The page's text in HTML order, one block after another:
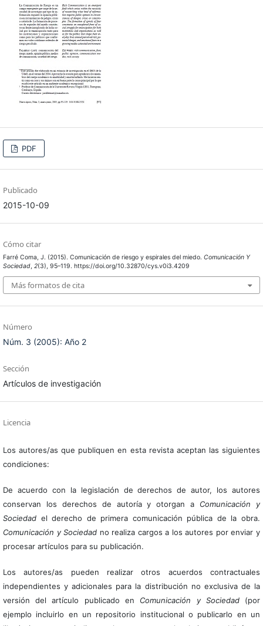
PDF
Publicado
2015-10-09
Cómo citar
Farré Coma, J. (2015). Comunicación de riesgo y espirales del miedo. Comunicación Y
Sociedad, 2(3), 95–119. https://doi.org/10.32870/cys.v0i3.4209
Más formatos de cita
Número
Núm. 3 (2005): Año 2
Sección
Artículos de investigación
Licencia
Los autores/as que publiquen en esta revista aceptan las siguientes
condiciones:
De acuerdo con la legislación de derechos de autor, los autores
conservan los derechos de autoría y otorgan a Comunicación y
Sociedadel derecho de primera comunicación pública de la obra.
Comunicación y Sociedad no realiza cargos a los autores por enviar y
procesar artículos para su publicación.
Los autores/as pueden realizar otros acuerdos contractuales
independientes y adicionales para la distribución no exclusiva de la
versión del artículo publicado en Comunicación y Sociedad(por
ejemplo incluirlo en un repositorio institucional o publicarlo en un